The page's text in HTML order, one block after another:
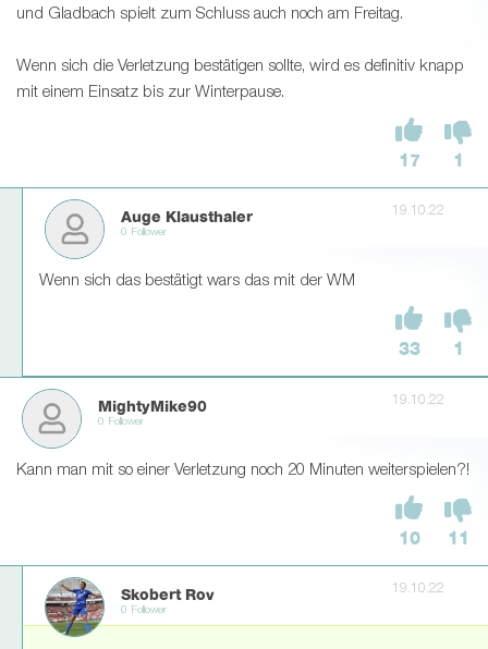
und Gladbach spielt zum Schluss auch noch am Freitag.
Wenn sich die Verletzung bestätigen sollte, wird es definitiv knapp
mit einem Einsatz bis zur Winterpause.
17 1
Auge Klausthaler
0 Follower
19.10.22
Wenn sich das bestätigt wars das mit der WM
33 1
MightyMike90
0 Follower
19.10.22
Kann man mit so einer Verletzung noch 20 Minuten weiterspielen?!
10 11
Skobert Rov
0 Follower
19.10.22